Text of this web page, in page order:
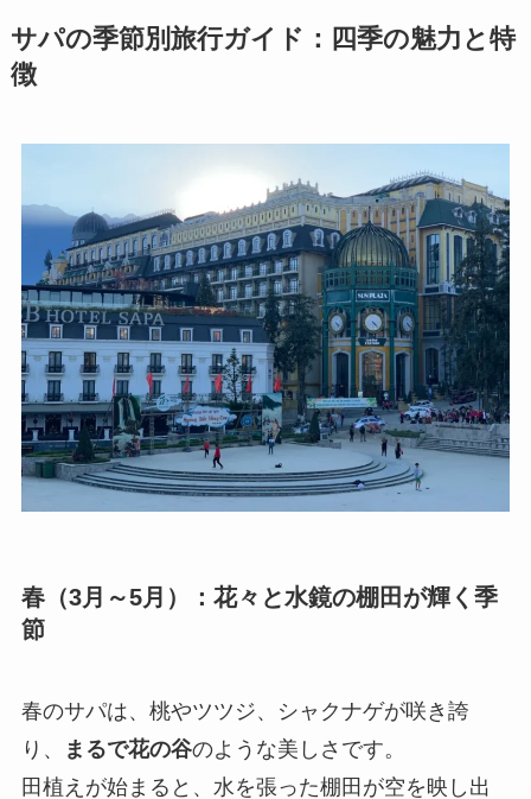
サパの季節別旅行ガイド：四季の魅力と特
徴
春（3月～5月）：花々と水鏡の棚田が輝く季
節
春のサパは、桃やツツジ、シャクナゲが咲き誇
り、
まるで花の谷のような美しさです。
田植えが始まると、水を張った棚田が空を映し出